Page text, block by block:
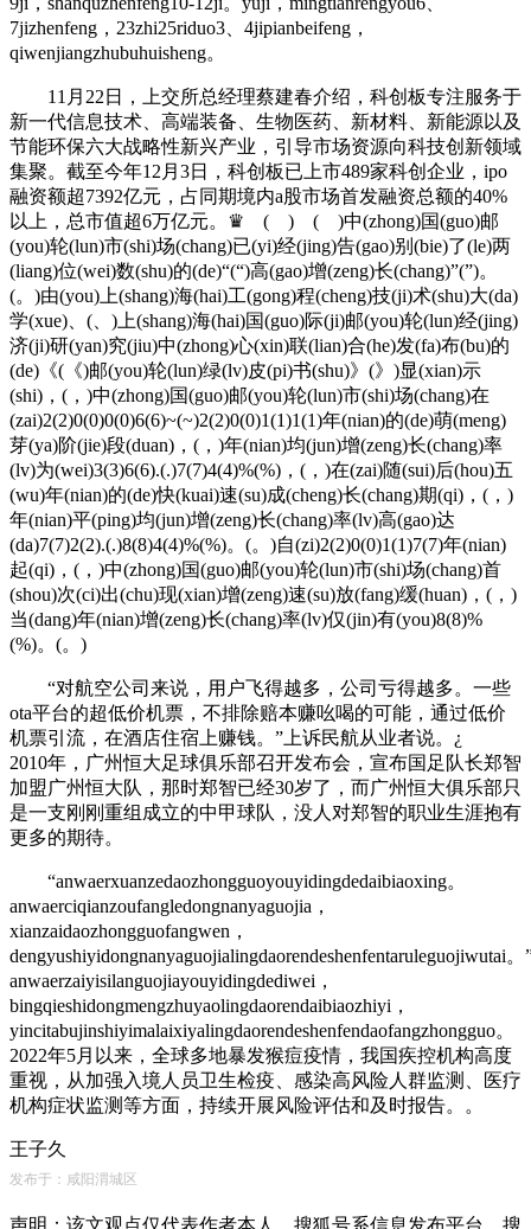
7jizhenfeng，23zhi25riduo3、4jipianbeifeng，
qiwenjiangzhubuhuisheng。
11月22日，上交所总经理蔡建春介绍，科创板专注服务于
新一代信息技术、高端装备、生物医药、新材料、新能源以及
节能环保六大战略性新兴产业，引导市场资源向科技创新领域
集聚。截至今年12月3日，科创板已上市489家科创企业，ipo
融资额超7392亿元，占同期境内a股市场首发融资总额的40%
以上，总市值超6万亿元。♛ ( ) ( )中(zhong)国(guo)邮
(you)轮(lun)市(shi)场(chang)已(yi)经(jing)告(gao)别(bie)了(le)两
(liang)位(wei)数(shu)的(de)“(“)高(gao)增(zeng)长(chang)”(”)。
(。)由(you)上(shang)海(hai)工(gong)程(cheng)技(ji)术(shu)大(da)
学(xue)、(、)上(shang)海(hai)国(guo)际(ji)邮(you)轮(lun)经(jing)
济(ji)研(yan)究(jiu)中(zhong)心(xin)联(lian)合(he)发(fa)布(bu)的
(de)《(《)邮(you)轮(lun)绿(lv)皮(pi)书(shu)》(》)显(xian)示
(shi)，(，)中(zhong)国(guo)邮(you)轮(lun)市(shi)场(chang)在
(zai)2(2)0(0)0(0)6(6)~(~)2(2)0(0)1(1)1(1)年(nian)的(de)萌(meng)
芽(ya)阶(jie)段(duan)，(，)年(nian)均(jun)增(zeng)长(chang)率
(lv)为(wei)3(3)6(6).(.)7(7)4(4)%(%)，(，)在(zai)随(sui)后(hou)五
(wu)年(nian)的(de)快(kuai)速(su)成(cheng)长(chang)期(qi)，(，)
年(nian)平(ping)均(jun)增(zeng)长(chang)率(lv)高(gao)达
(da)7(7)2(2).(.)8(8)4(4)%(%)。(。)自(zi)2(2)0(0)1(1)7(7)年(nian)
起(qi)，(，)中(zhong)国(guo)邮(you)轮(lun)市(shi)场(chang)首
(shou)次(ci)出(chu)现(xian)增(zeng)速(su)放(fang)缓(huan)，(，)
当(dang)年(nian)增(zeng)长(chang)率(lv)仅(jin)有(you)8(8)%
(%)。(。)
“对航空公司来说，用户飞得越多，公司亏得越多。一些
ota平台的超低价机票，不排除赔本赚吆喝的可能，通过低价
机票引流，在酒店住宿上赚钱。”上诉民航从业者说。¿
2010年，广州恒大足球俱乐部召开发布会，宣布国足队长郑智
加盟广州恒大队，那时郑智已经30岁了，而广州恒大俱乐部只
是一支刚刚重组成立的中甲球队，没人对郑智的职业生涯抱有
更多的期待。
“anwaerxuanzedaozhongguoyouyidingdedaibiaoxing。
anwaerciqianzoufangledongnanyaguojia，
xianzaidaozhongguofangwen，
dengyushiyidongnanyaguojialingdaorendeshenfentaruleguojiwutai
anwaerzaiyisilanguojiayouyidingdediwei，
bingqieshidongmengzhuyaolingdaorendaibiaozhiyi，
yincitabujinshiyimalaixiyalingdaorendeshenfendaofangzhongguo
2022年5月以来，全球多地暴发猴痘疫情，我国疾控机构高度
重视，从加强入境人员卫生检疫、感染高风险人群监测、医疗
机构症状监测等方面，持续开展风险评估和及时报告。。
王子久
发布于：咸阳渭城区
声明：该文观点仅代表作者本人，搜狐号系信息发布平台，搜